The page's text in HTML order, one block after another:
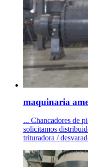
maquinaria
... Chancadores de
solicitamos
trituradora /